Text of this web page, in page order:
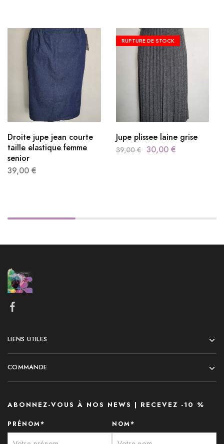
Droite jupe jean courte
taille elastique femme
senior
39,00 €
RUPTURE DE STOCK
Jupe plissee laine grise
39,00€ 30,00 €
LIENS UTILES
COMMANDE
ABONNEZ-VOUS À NOS NEWS | RECEVEZ -10 %
PRÉNOM* NOM*